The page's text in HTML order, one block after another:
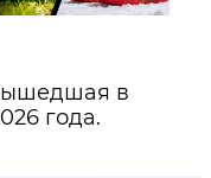
в
года.